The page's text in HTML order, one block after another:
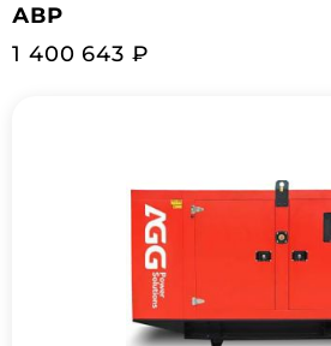
АВР
1 400 643 ₽